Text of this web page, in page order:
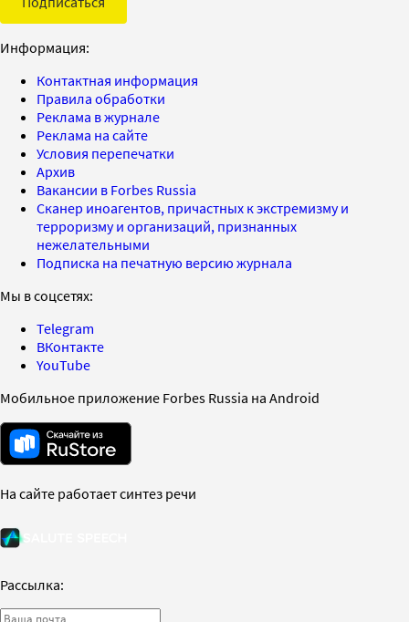
Информация:
Контактная информация
Правила обработки
Реклама в журнале
Реклама на сайте
Условия перепечатки
Архив
Вакансии в Forbes Russia
Сканер иноагентов, причастных к экстремизму и
терроризму и организаций, признанных
нежелательными
Подписка на печатную версию журнала
Мы в соцсетях:
Telegram
ВКонтакте
YouTube
Мобильное приложение Forbes Russia на Android
На сайте работает синтез речи
Рассылка: